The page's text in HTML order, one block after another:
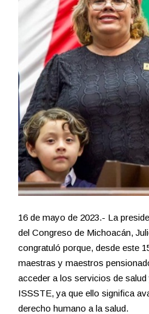
16 de mayo de 2023.- La
del Congreso de Michoacán,
congratuló porque, desde este
maestras y maestros
acceder a los servicios de
ISSSTE, ya que ello significa
derecho humano a la salud.